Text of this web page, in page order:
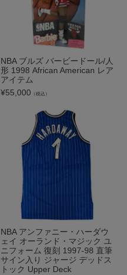
NBA ブルズ バービードール/人
形 1998 African American レア
アイテム
¥55,000 （税込）
NBA アンファニー・ハーダウ
ェイ オーランド・マジック ユ
ニフォーム 復刻 1997-98 直筆
サイン入り ジャージ デッドス
トック Upper Deck